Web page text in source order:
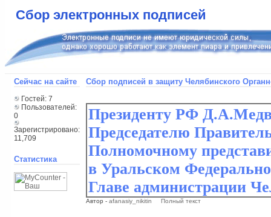
Сбор электронных подписей
Сейчас на сайте
Гостей: 7
Пользователей:
0
Зарегистрировано:
11,709
Статистика
Сбор подписей в защиту Челябинского
Автор - afanasiy_nikitin Полный текст